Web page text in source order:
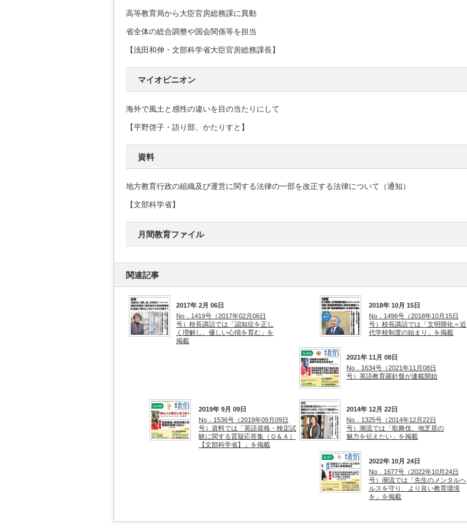
高等教育局から大臣官房総務課に異動
省全体の総合調整や国会関係等を担当
【浅田和伸・文部科学省大臣官房総務課長】
マイオピニオン
海外で風土と感性の違いを目の当たりにして
【平野啓子・語り部、かたりすと】
資料
地方教育行政の組織及び運営に関する法律の一部を改正する法律について（通知）
【文部科学省】
月間教育ファイル
関連記事
2017年 2月 06日
No．1419号（2017年02月06日
号）校長講話では「認知症を正し
く理解し、優しい心情を育む」を
掲載
2018年 10月 15日
No．1496号（2018年10月15日
号）校長講話では「文明開化＝近
代学校制度の始まり」を掲載
2021年 11月 08日
No．1634号（2021年11月08日
号）英語教育羅針盤が連載開始
2019年 9月 09日
No．1536号（2019年09月09日
号）資料では「英語資格・検定試
験に関する質疑応答集（Ｑ＆Ａ）
【文部科学省】」を掲載
2014年 12月 22日
No．1325号（2014年12月22日
号）潮流では「歌舞伎、地芝居の
魅力を伝えたい」を掲載
2022年 10月 24日
No．1677号（2022年10月24日
号）潮流では「先生のメンタルヘ
ルスを守り、より良い教育環境
を」を掲載